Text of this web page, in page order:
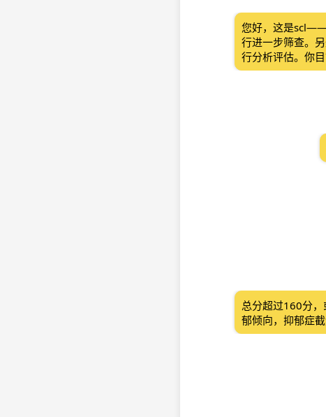
您好，这是
行进一步筛查。
行分析评估。你
总分超过160分
郁倾向，抑郁症